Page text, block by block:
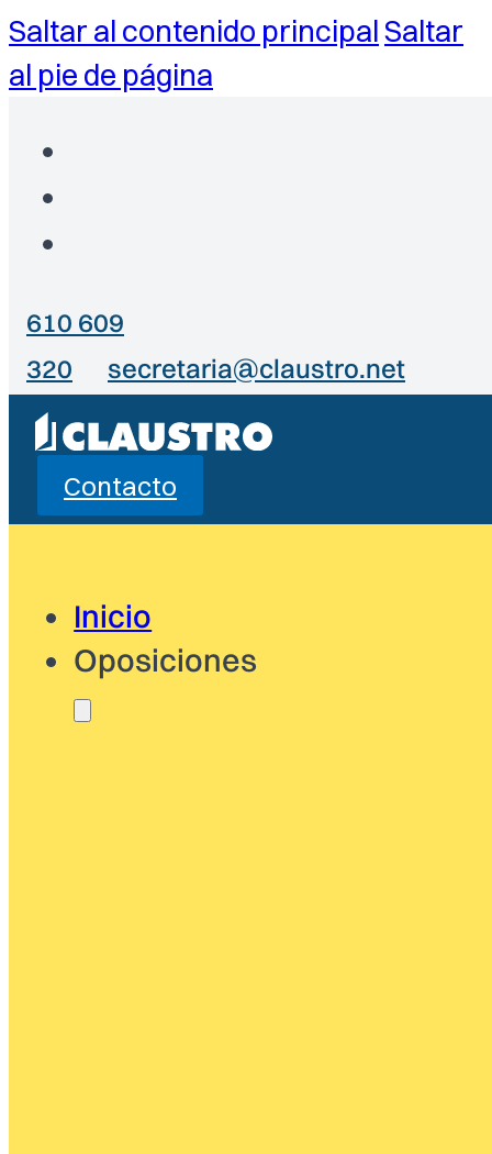
Saltar al contenido principalSaltar
al pie de página
610 609
320
secretaria@claustro.net
Contacto
Inicio
Oposiciones